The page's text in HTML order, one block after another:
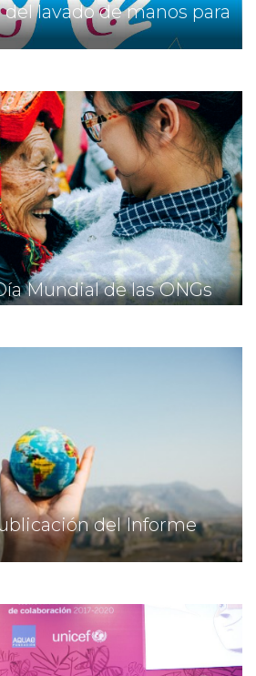
lavado de manos para
Mundial de las ONGs
del Informe